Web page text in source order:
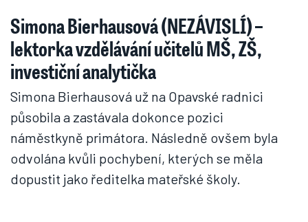
Simona Bierhausová (NEZÁVISLÍ) –
lektorka vzdělávání učitelů MŠ, ZŠ,
investiční analytička
Simona Bierhausová už na Opavské radnici
působila a zastávala dokonce pozici
náměstkyně primátora. Následně ovšem byla
odvolána kvůli pochybení, kterých se měla
dopustit jako ředitelka mateřské školy.